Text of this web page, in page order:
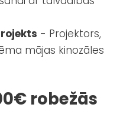
- Projektors,
mājas kinozāles
robežās